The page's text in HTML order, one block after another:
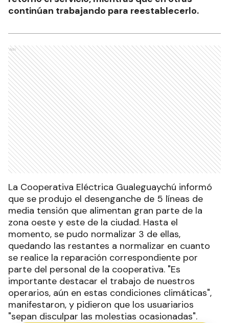
continúan trabajando para reestablecerlo.
Ads
La Cooperativa Eléctrica Gualeguaychú informó
que se produjo el desenganche de 5 líneas de
media tensión que alimentan gran parte de la
zona oeste y este de la ciudad. Hasta el
momento, se pudo normalizar 3 de ellas,
quedando las restantes a normalizar en cuanto
se realice la reparación correspondiente por
parte del personal de la cooperativa. "Es
importante destacar el trabajo de nuestros
operarios, aún en estas condiciones climáticas",
manifestaron, y pidieron que los usuariarios
"sepan disculpar las molestias ocasionadas".